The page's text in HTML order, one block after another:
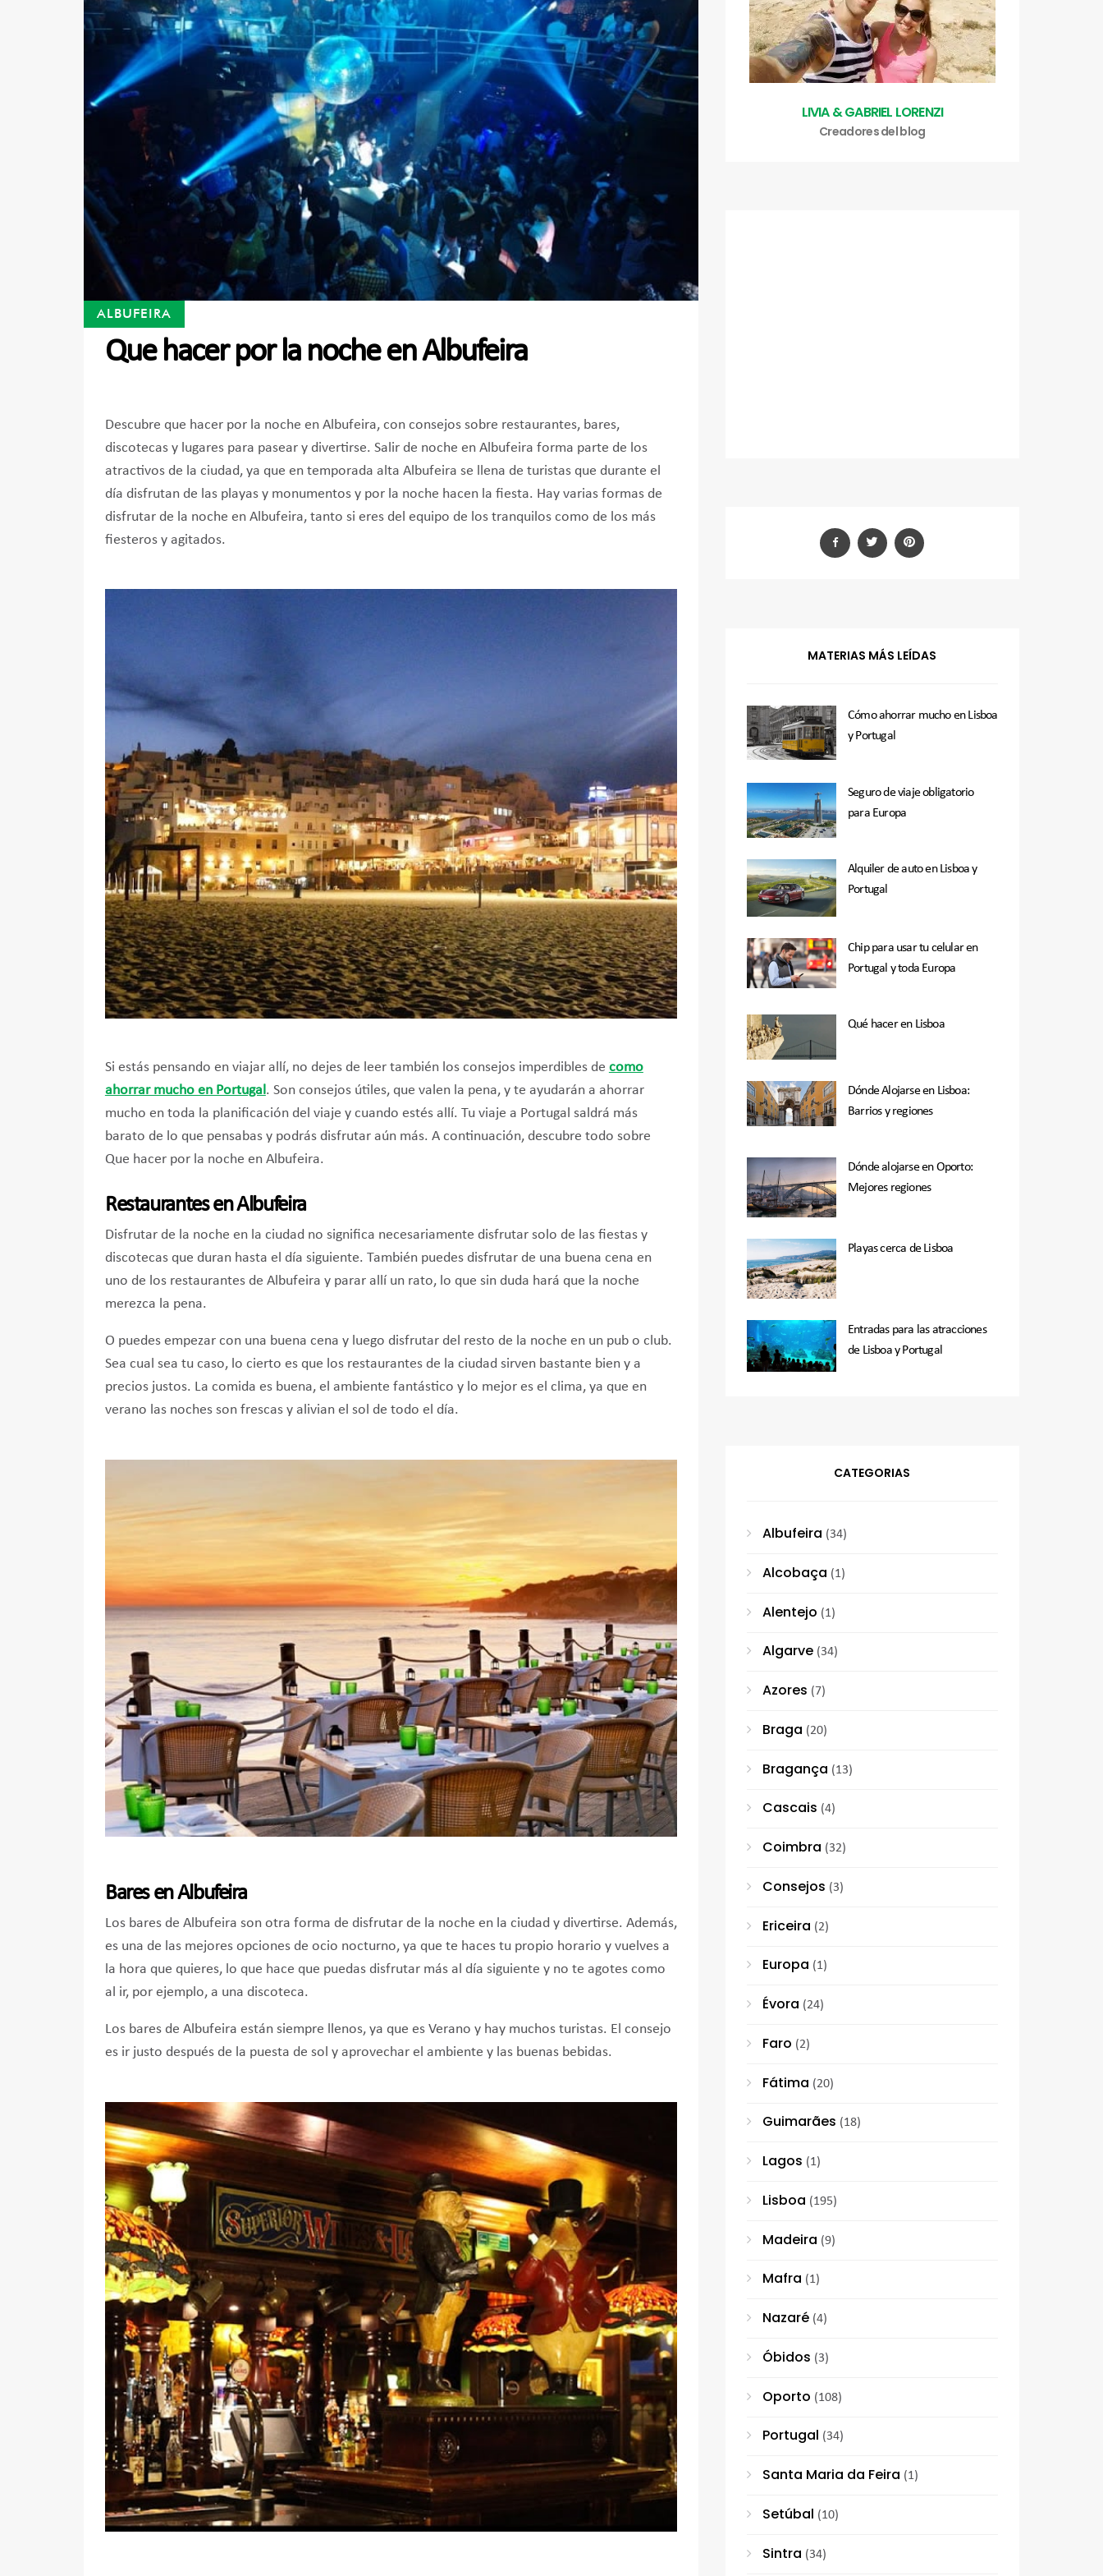
ALBUFEIRA
Que hacer por la noche en Albufeira
Descubre que hacer por la noche en Albufeira, con consejos sobre restaurantes, bares,
discotecas y lugares para pasear y divertirse. Salir de noche en Albufeira forma parte de los
atractivos de la ciudad, ya que en temporada alta Albufeira se llena de turistas que durante el
día disfrutan de las playas y monumentos y por la noche hacen la fiesta. Hay varias formas de
disfrutar de la noche en Albufeira, tanto si eres del equipo de los tranquilos como de los más
fiesteros y agitados.
Si estás pensando en viajar allí, no dejes de leer también los consejos imperdibles de como
ahorrar mucho en Portugal. Son consejos útiles, que valen la pena, y te ayudarán a ahorrar
mucho en toda la planificación del viaje y cuando estés allí. Tu viaje a Portugal saldrá más
barato de lo que pensabas y podrás disfrutar aún más. A continuación, descubre todo sobre
Que hacer por la noche en Albufeira.
Restaurantes en Albufeira
Disfrutar de la noche en la ciudad no significa necesariamente disfrutar solo de las fiestas y
discotecas que duran hasta el día siguiente. También puedes disfrutar de una buena cena en
uno de los restaurantes de Albufeira y parar allí un rato, lo que sin duda hará que la noche
merezca la pena.
O puedes empezar con una buena cena y luego disfrutar del resto de la noche en un pub o club.
Sea cual sea tu caso, lo cierto es que los restaurantes de la ciudad sirven bastante bien y a
precios justos. La comida es buena, el ambiente fantástico y lo mejor es el clima, ya que en
verano las noches son frescas y alivian el sol de todo el día.
Bares en Albufeira
Los bares de Albufeira son otra forma de disfrutar de la noche en la ciudad y divertirse. Además,
es una de las mejores opciones de ocio nocturno, ya que te haces tu propio horario y vuelves a
la hora que quieres, lo que hace que puedas disfrutar más al día siguiente y no te agotes como
al ir, por ejemplo, a una discoteca.
Los bares de Albufeira están siempre llenos, ya que es Verano y hay muchos turistas. El consejo
es ir justo después de la puesta de sol y aprovechar el ambiente y las buenas bebidas.
LIVIA & GABRIEL LORENZI
Creadores del blog
MATERIAS MÁS LEÍDAS
Cómo ahorrar mucho en Lisboa
y Portugal
Seguro de viaje obligatorio
para Europa
Alquiler de auto en Lisboa y
Portugal
Chip para usar tu celular en
Portugal y toda Europa
Qué hacer en Lisboa
Dónde Alojarse en Lisboa:
Barrios y regiones
Dónde alojarse en Oporto:
Mejores regiones
Playas cerca de Lisboa
Entradas para las atracciones
de Lisboa y Portugal
CATEGORIAS
Albufeira (34)
Alcobaça (1)
Alentejo (1)
Algarve (34)
Azores (7)
Braga (20)
Bragança (13)
Cascais (4)
Coimbra (32)
Consejos (3)
Ericeira (2)
Europa (1)
Évora (24)
Faro (2)
Fátima (20)
Guimarães (18)
Lagos (1)
Lisboa (195)
Madeira (9)
Mafra (1)
Nazaré (4)
Óbidos (3)
Oporto (108)
Portugal (34)
Santa Maria da Feira (1)
Setúbal (10)
Sintra (34)